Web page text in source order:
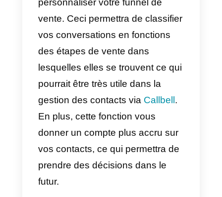
rediriger les utilisateurs qui
arrivent à l’équipe
correspondante, en fonction des
spécifications.
Qu’est-ce qu’un entonnoir
de vente?
Le